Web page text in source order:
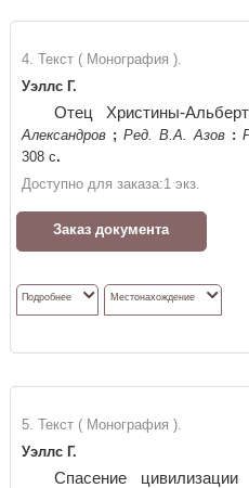
4. Текст ( Монография ).
Уэллс Г.
Отец Христины-
Александров ; Ред. В.А. Азов :
308 c.
Доступно для заказа:1 экз.
Заказ документа
Подробнее Местонахождение
5. Текст ( Монография ).
Уэллс Г.
Спасение цивилизации